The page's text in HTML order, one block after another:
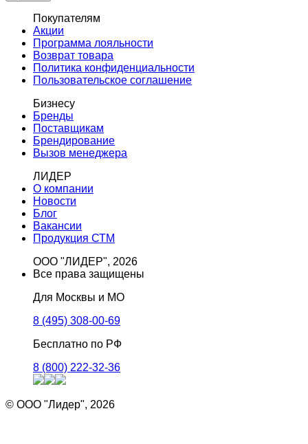
Покупателям
Акции
Программа лояльности
Возврат товара
Политика конфиденциальности
Пользовательское соглашение
Бизнесу
Бренды
Поставщикам
Брендирование
Вызов менеджера
ЛИДЕР
О компании
Новости
Блог
Вакансии
Продукция СТМ
ООО "ЛИДЕР", 2026
Все права защищены
Для Москвы и МО
8 (495) 308-00-69
Бесплатно по РФ
8 (800) 222-32-36
© ООО "Лидер", 2026